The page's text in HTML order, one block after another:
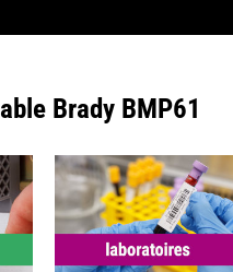
Brady BMP61